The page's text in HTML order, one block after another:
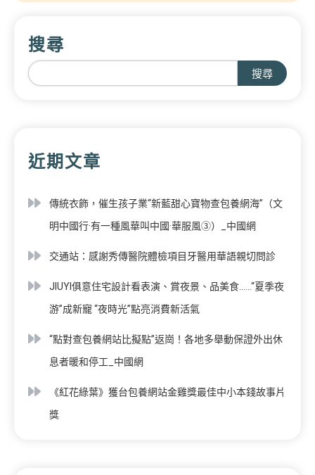
搜尋
搜尋
近期文章
傳統衣飾，催生孩子業“新藍甜心寶物查包養網海”（文
明中國行·有一種風華叫中國·華服風③）_中國網
交通站：感謝秀傳醫院體檢項目牙醫用華語親切問診
JIUYI俱意住宅設計看表演、賞夜景、品美食……“夏季夜
游”成新寵 “夜時光”點亮消費新活氣
“點對查包養網站比擬點”返崗！各地多舉動保證外出休
息者暖和停工_中國網
《紅花綠葉》獲台包養網站金雞獎最佳中小本錢故事片
獎